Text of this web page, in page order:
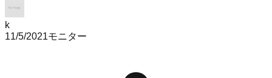
k
11/5/2021モニター